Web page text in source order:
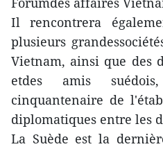
Il rencontrera
plusieurs
Vietnam, ainsi que des
etdes amis
cinquantenaire de
diplomatiques entre les
La Suède est la